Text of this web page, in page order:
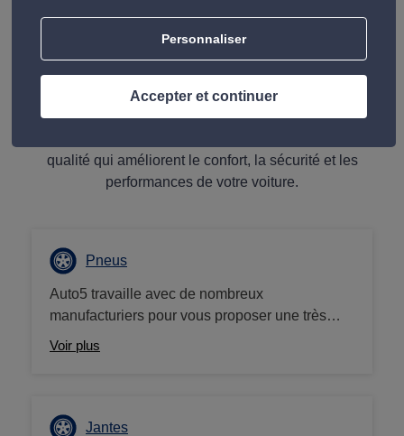
des disques de frein au changement du liquide
de frein pour nous assurer votre sécurité au
volant.
Les produits dans vos centres Auto 5
qualité qui améliorent le confort, la sécurité et les
performances de votre voiture.
Pneus
Auto5 travaille avec de nombreux
manufacturiers pour vous proposer une très
large gamme de pneus adaptés à votre
pneumatique au prix le plus bas, et cela toute
Voir plus
Jantes
Personnaliser
Accepter et continuer